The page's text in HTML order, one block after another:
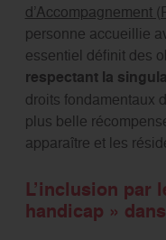
d’Accompagnement
personne accueillie
essentiel définit des
respectant la
droits fondamentaux
plus belle
apparaître et les
L’inclusion par
handicap »